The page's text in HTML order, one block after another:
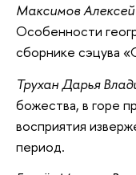
Максимов
Особенности
сборнике сэцува
Трухан Дарья
божества, в горе
восприятия
период.